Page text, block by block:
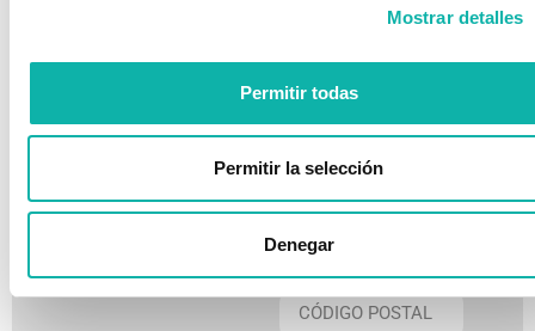
Mostrar detalles
Permitir todas
Permitir la selección
Denegar